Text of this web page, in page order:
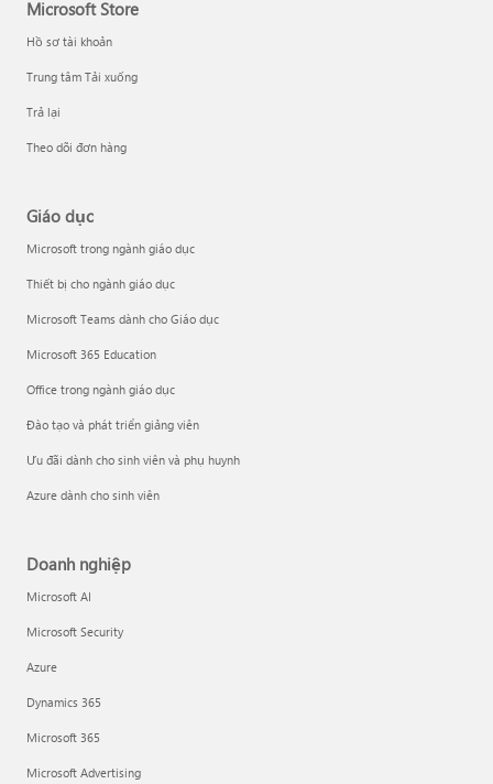
Microsoft Store
Hồ sơ tài khoản
Trung tâm Tải xuống
Trả lại
Theo dõi đơn hàng
Giáo dục
Microsoft trong ngành giáo dục
Thiết bị cho ngành giáo dục
Microsoft Teams dành cho Giáo dục
Microsoft 365 Education
Office trong ngành giáo dục
Đào tạo và phát triển giảng viên
Ưu đãi dành cho sinh viên và phụ huynh
Azure dành cho sinh viên
Doanh nghiệp
Microsoft AI
Microsoft Security
Azure
Dynamics 365
Microsoft 365
Microsoft Advertising